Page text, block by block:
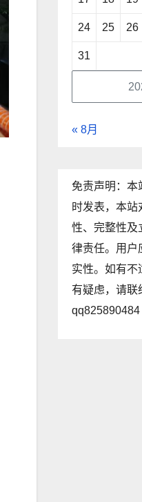
24 25 26
31
« 8月
免责声明：本
时发表，本站
性、完整性及
律责任。用户
实性。如有不
有疑虑，请联
qq825890484